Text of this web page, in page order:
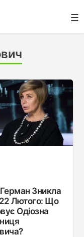
☰
Зникла
22 Лютого: Що
Одіозна